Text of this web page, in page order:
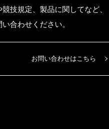
技規定、製品に関してなど、
合わせください。
お問い合わせはこちら